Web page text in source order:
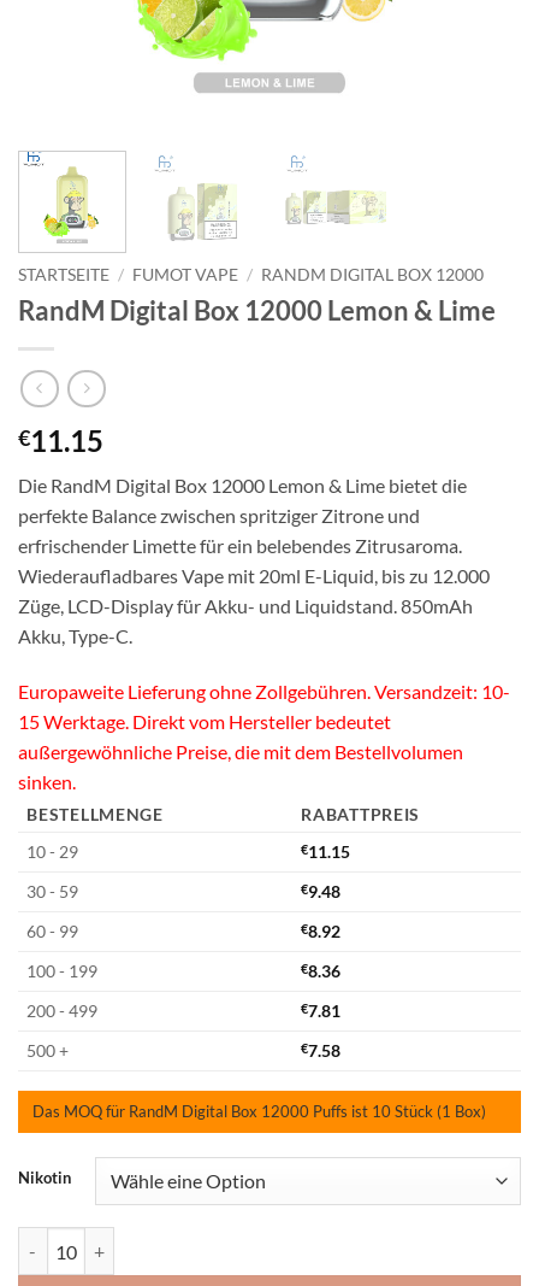
STARTSEITE / FUMOT VAPE / RANDM DIGITAL BOX 12000
RandM Digital Box 12000 Lemon & Lime
€11.15
Die RandM Digital Box 12000 Lemon & Lime bietet die
perfekte Balance zwischen spritziger Zitrone und
erfrischender Limette für ein belebendes Zitrusaroma.
Wiederaufladbares Vape mit 20ml E-Liquid, bis zu 12.000
Züge, LCD-Display für Akku- und Liquidstand. 850mAh
Akku, Type-C.
Europaweite Lieferung ohne Zollgebühren. Versandzeit: 10-
15 Werktage. Direkt vom Hersteller bedeutet
außergewöhnliche Preise, die mit dem Bestellvolumen
sinken.
BESTELLMENGE
RABATTPREIS
10 - 29
€11.15
30 - 59
€9.48
60 - 99
€8.92
100 - 199
€8.36
200 - 499
€7.81
500 +
€7.58
Das MOQ für RandM Digital Box 12000 Puffs ist 10 Stück (1 Box)
Nikotin